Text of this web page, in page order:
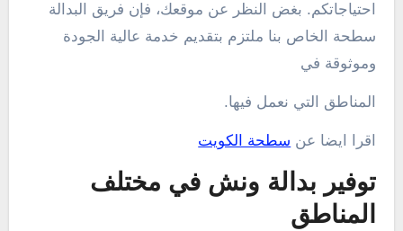
احتياجاتكم. بغض النظر عن موقعك، فإن فريق البدالة
سطحة الخاص بنا ملتزم بتقديم خدمة عالية الجودة
وموثوقة في
المناطق التي نعمل فيها.
اقرا ايضا عن سطحة الكويت
توفير بدالة ونش في مختلف
المناطق